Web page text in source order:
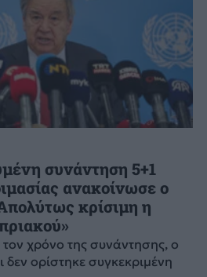
συνάντηση 5+1
ανακοίνωσε ο
κρίσιμη η
χρόνο της συνάντησης, ο
δεν ορίστηκε συγκεκριμένη